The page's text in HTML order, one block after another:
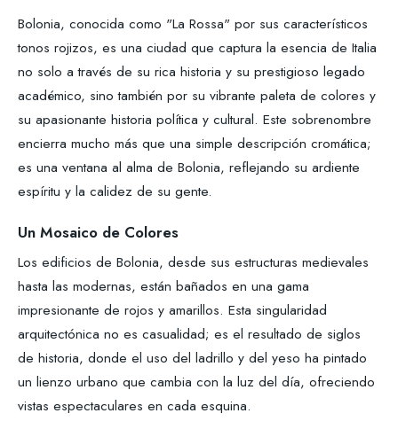
Bolonia, conocida como "La Rossa" por sus característicos
tonos rojizos, es una ciudad que captura la esencia de Italia
no solo a través de su rica historia y su prestigioso legado
académico, sino también por su vibrante paleta de colores y
su apasionante historia política y cultural. Este sobrenombre
encierra mucho más que una simple descripción cromática;
es una ventana al alma de Bolonia, reflejando su ardiente
espíritu y la calidez de su gente.
Un Mosaico de Colores
Los edificios de Bolonia, desde sus estructuras medievales
hasta las modernas, están bañados en una gama
impresionante de rojos y amarillos. Esta singularidad
arquitectónica no es casualidad; es el resultado de siglos
de historia, donde el uso del ladrillo y del yeso ha pintado
un lienzo urbano que cambia con la luz del día, ofreciendo
vistas espectaculares en cada esquina.